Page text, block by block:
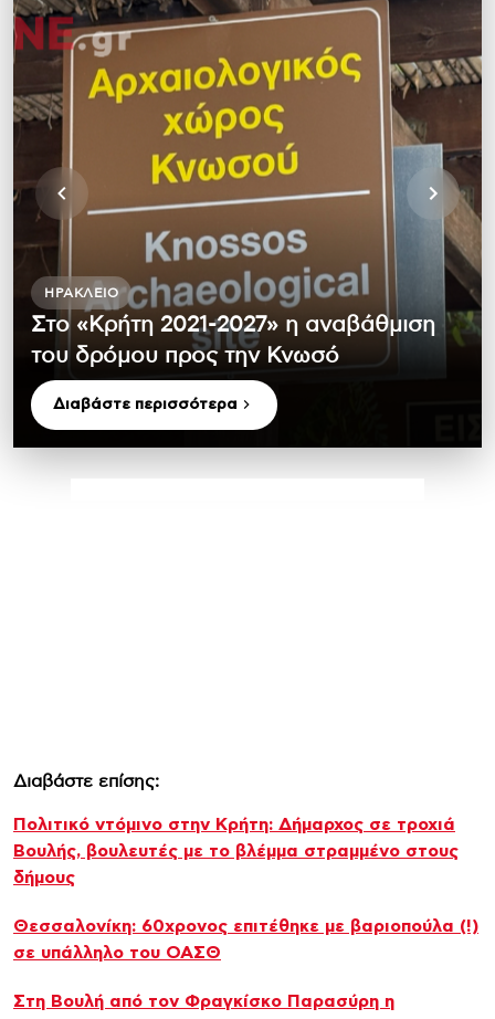
ΗΡΆΚΛΕΙΟ
Στο «Κρήτη 2021-2027» η αναβάθμιση
του δρόμου προς την Κνωσό
Διαβάστε περισσότερα
Διαβάστε επίσης:
Πολιτικό ντόμινο στην Κρήτη: Δήμαρχος σε τροχιά
Βουλής, βουλευτές με το βλέμμα στραμμένο στους
δήμους
Θεσσαλονίκη: 60χρονος επιτέθηκε με βαριοπούλα (!)
σε υπάλληλο του ΟΑΣΘ
Στη Βουλή από τον Φραγκίσκο Παρασύρη η